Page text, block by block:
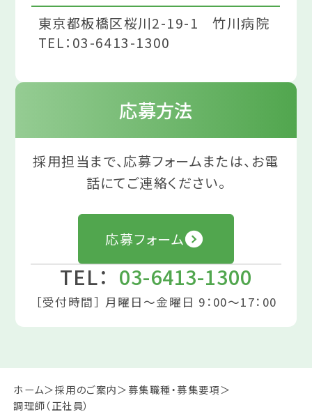
ホーム 採用のご案内
募集職種・募集要項
調理師（正社員）
東京都板橋区桜川2-19-1 竹川病院
TEL：03-6413-1300
応募方法
採用担当まで、応募フォームまたは、お電
話にてご連絡ください。
応募フォーム
TEL： 03-6413-1300
［受付時間］ 月曜日〜金曜日 9：00〜17：00